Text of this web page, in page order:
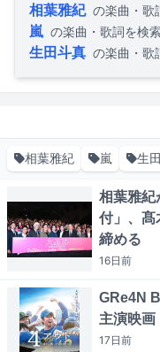
相葉雅紀 の楽曲・歌
嵐 の楽曲・歌詞を検
生田斗真 の楽曲・歌
相葉雅紀 嵐 生
相葉雅紀
付」、髙
締める
16日前
GRe4N
主演映画
17日前